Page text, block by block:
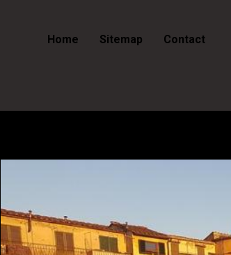
Home Sitemap Contact